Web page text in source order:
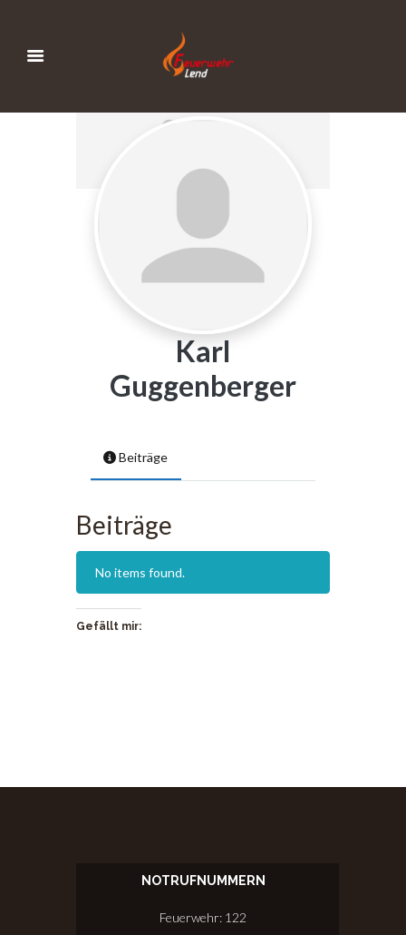
Karl
Guggenberger
Beiträge
Beiträge
No items found.
Gefällt mir:
NOTRUFNUMMERN
Feuerwehr: 122